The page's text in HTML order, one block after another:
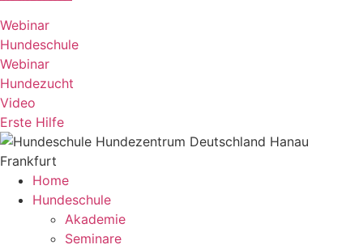
Webinar
Hundeschule
Webinar
Hundezucht
Video
Erste Hilfe
Home
Hundeschule
Akademie
Seminare